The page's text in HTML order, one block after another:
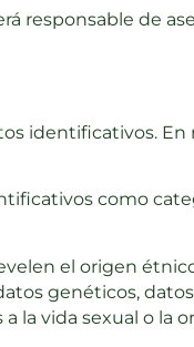
responsable de
identificativos. En
como
el origen
genéticos,
la vida sexual o la